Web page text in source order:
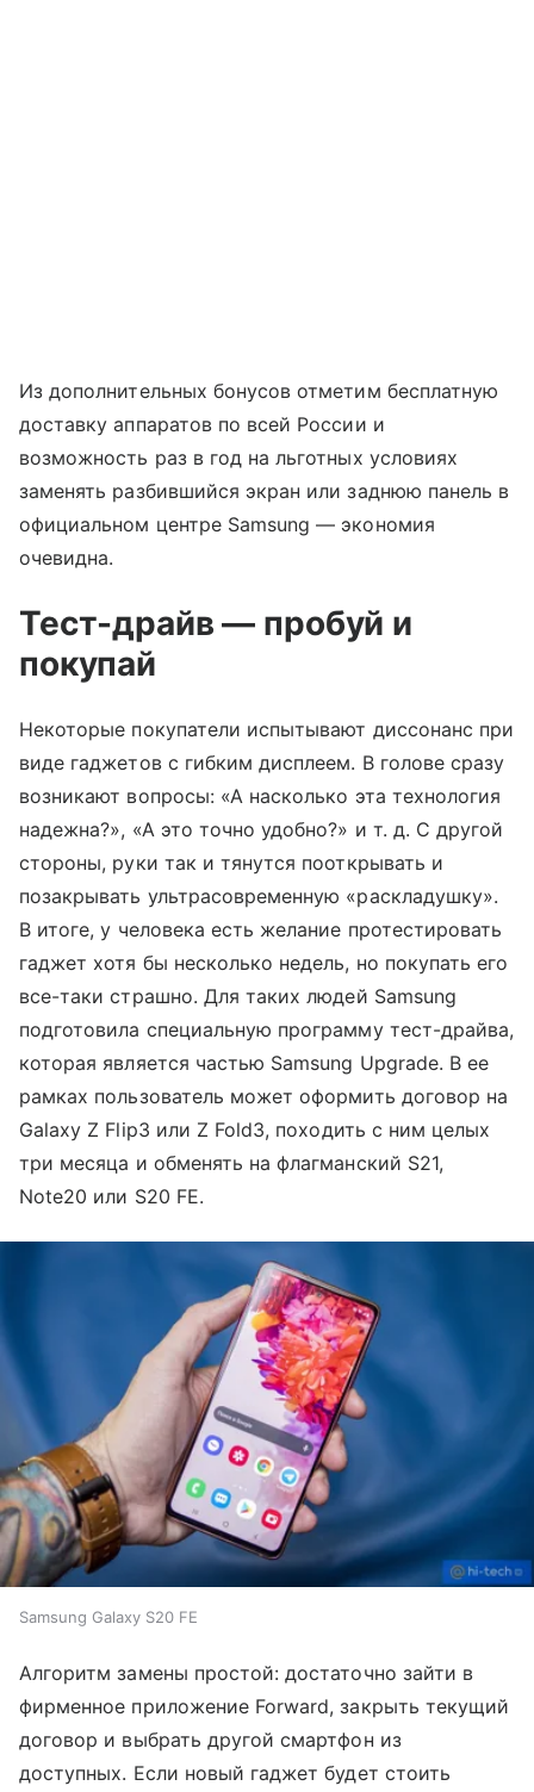
Из дополнительных бонусов отметим бесплатную
доставку аппаратов по всей России и
возможность раз в год на льготных условиях
заменять разбившийся экран или заднюю панель в
официальном центре Samsung — экономия
очевидна.
Тест-драйв — пробуй и
покупай
Некоторые покупатели испытывают диссонанс при
виде гаджетов с гибким дисплеем. В голове сразу
возникают вопросы: «А насколько эта технология
надежна?», «А это точно удобно?» и т. д. С другой
стороны, руки так и тянутся пооткрывать и
позакрывать ультрасовременную «раскладушку».
В итоге, у человека есть желание протестировать
гаджет хотя бы несколько недель, но покупать его
все-таки страшно. Для таких людей Samsung
подготовила специальную программу тест-драйва,
которая является частью Samsung Upgrade. В ее
рамках пользователь может оформить договор на
Galaxy Z Flip3 или Z Fold3, походить с ним целых
три месяца и обменять на флагманский S21,
Note20 или S20 FE.
Samsung Galaxy S20 FE
Алгоритм замены простой: достаточно зайти в
фирменное приложение Forward, закрыть текущий
договор и выбрать другой смартфон из
доступных. Если новый гаджет будет стоить